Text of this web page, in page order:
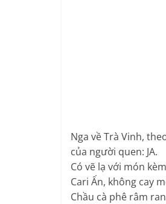
Nga về Trà Vinh,
của người quen: JA.
Có vẽ lạ với món
Cari Ấn, không cay
Chầu cà phê râm